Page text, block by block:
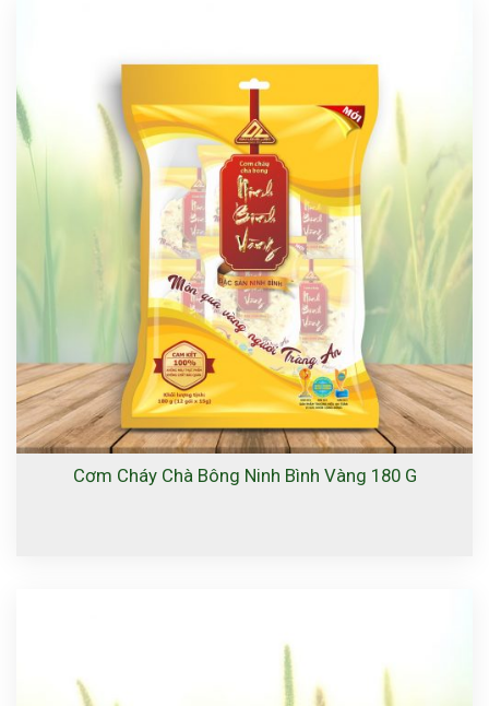
Cơm Cháy Chà Bông Ninh Bình Vàng 180 G